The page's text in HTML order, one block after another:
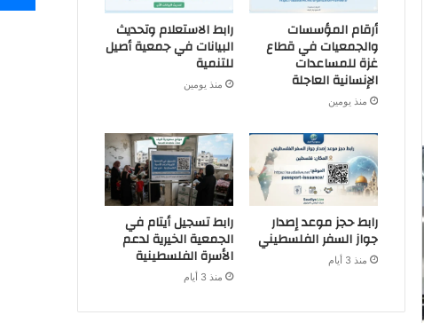
أرقام المؤسسات
والجمعيات في قطاع
غزة للمساعدات
الإنسانية العاجلة
منذ يومين
رابط الاستعلام وتحديث
البيانات في جمعية أصيل
للتنمية
منذ يومين
رابط حجز موعد إصدار
جواز السفر الفلسطيني
منذ 3 أيام
رابط تسجيل أيتام في
الجمعية الخيرية لدعم
الأسرة الفلسطينية
منذ 3 أيام